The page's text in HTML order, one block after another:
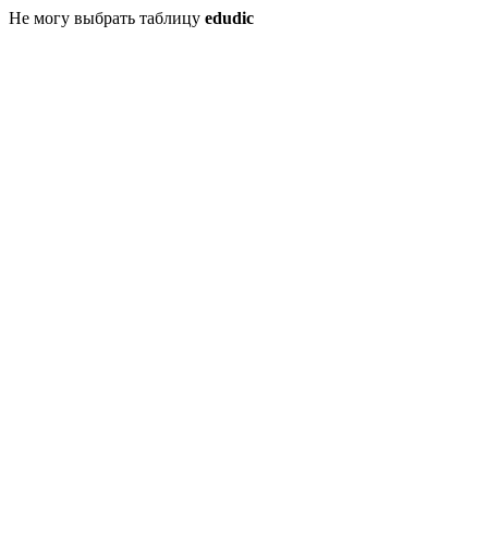
Не могу выбрать таблицу edudic